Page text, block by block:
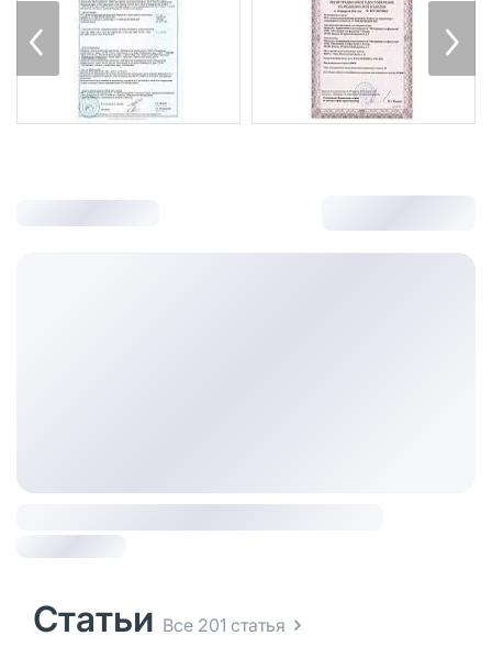
Статьи Все 201 статья